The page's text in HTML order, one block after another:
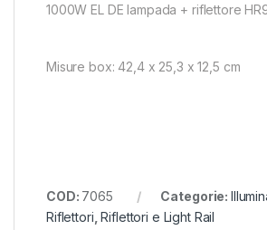
1000W EL DE lampada + riflettore
Misure box: 42,4 x 25,3 x 12,5 cm
COD: 7065 Categorie:
Riflettori ,Riflettori e Light Rail